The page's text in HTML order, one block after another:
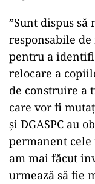
”Sunt dispus
responsabile
pentru a
relocare a
de construire a
care vor fi
şi DGASPC au
permanent cele
am mai făcut
urmează să fie